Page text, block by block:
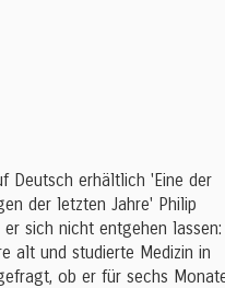
Deutsch erhältlich 'Eine der
der letzten Jahre' Philip
sich nicht entgehen lassen:
alt und studierte Medizin in
ob er für sechs